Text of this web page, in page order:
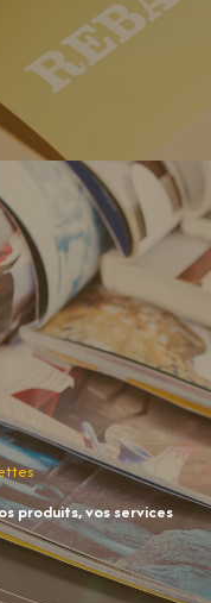
produits, vos services